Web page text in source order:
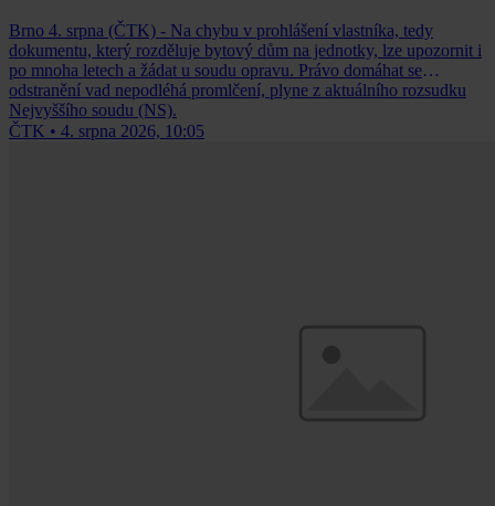
Brno 4. srpna (ČTK) - Na chybu v prohlášení vlastníka, tedy
dokumentu, který rozděluje bytový dům na jednotky, lze upozornit i
po mnoha letech a žádat u soudu opravu. Právo domáhat se
odstranění vad nepodléhá promlčení, plyne z aktuálního rozsudku
Nejvyššího soudu (NS).
ČTK • 4. srpna 2026, 10:05